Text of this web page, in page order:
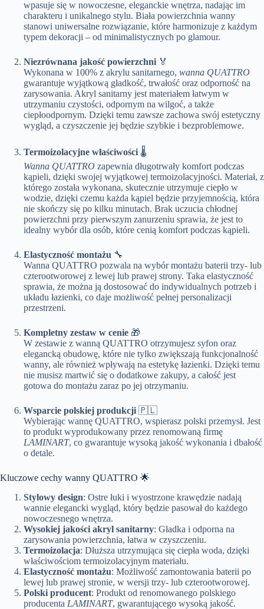
wpasuje się w nowoczesne, eleganckie wnętrza, nadając im
charakteru i unikalnego stylu. Biała powierzchnia wanny
stanowi uniwersalne rozwiązanie, które harmonizuje z każdym
typem dekoracji – od minimalistycznych po glamour.
Niezrównana jakość powierzchni 🏅
Wykonana w 100% z akrylu sanitarnego, wanna QUATTRO
gwarantuje wyjątkową gładkość, trwałość oraz odporność na
zarysowania. Akryl sanitarny jest materiałem łatwym w
utrzymaniu czystości, odpornym na wilgoć, a także
ciepłoodpornym. Dzięki temu zawsze zachowa swój estetyczny
wygląd, a czyszczenie jej będzie szybkie i bezproblemowe.
Termoizolacyjne właściwości 🌡️
Wanna QUATTRO zapewnia długotrwały komfort podczas
kąpieli, dzięki swojej wyjątkowej termoizolacyjności. Materiał, z
którego została wykonana, skutecznie utrzymuje ciepło w
wodzie, dzięki czemu każda kąpiel będzie przyjemnością, która
nie skończy się po kilku minutach. Brak uczucia chłodnej
powierzchni przy pierwszym zanurzeniu sprawia, że jest to
idealny wybór dla osób, które cenią komfort podczas kąpieli.
Elastyczność montażu 🔧
Wanna QUATTRO pozwala na wybór montażu baterii trzy- lub
czterootworowej z lewej lub prawej strony. Taka elastyczność
sprawia, że można ją dostosować do indywidualnych potrzeb i
układu łazienki, co daje możliwość pełnej personalizacji
przestrzeni.
Kompletny zestaw w cenie 🎁
W zestawie z wanną QUATTRO otrzymujesz syfon oraz
elegancką obudowę, które nie tylko zwiększają funkcjonalność
wanny, ale również wpływają na estetykę łazienki. Dzięki temu
nie musisz martwić się o dodatkowe zakupy, a całość jest
gotowa do montażu zaraz po jej otrzymaniu.
Wsparcie polskiej produkcji 🇵🇱
Wybierając wannę QUATTRO, wspierasz polski przemysł. Jest
to produkt wyprodukowany przez renomowaną firmę
LAMINART, co gwarantuje wysoką jakość wykonania i dbałość
o detale.
Kluczowe cechy wanny QUATTRO 🌟
Stylowy design: Ostre łuki i wyostrzone krawędzie nadają
wannie elegancki wygląd, który będzie pasował do każdego
nowoczesnego wnętrza.
Wysokiej jakości akryl sanitarny: Gładka i odporna na
zarysowania powierzchnia, łatwa w czyszczeniu.
Termoizolacja: Dłuższa utrzymująca się ciepła woda, dzięki
właściwościom termoizolacyjnym materiału.
Elastyczność montażu: Możliwość zamontowania baterii po
lewej lub prawej stronie, w wersji trzy- lub czterootworowej.
Polski producent: Produkt od renomowanego polskiego
producenta LAMINART, gwarantującego wysoką jakość.